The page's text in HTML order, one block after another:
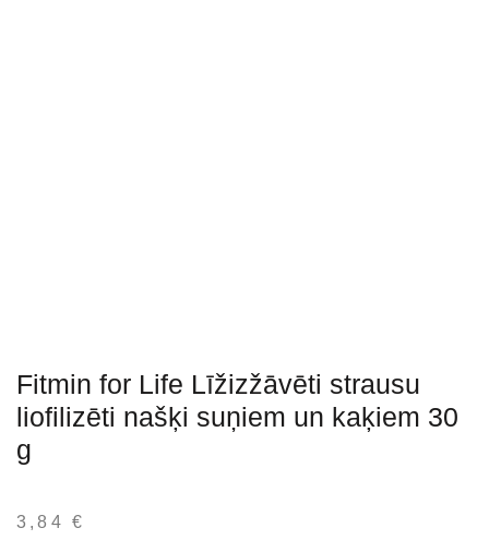
Fitmin for Life Līžizžāvēti strausu
liofilizēti našķi suņiem un kaķiem 30
g
3,84 €